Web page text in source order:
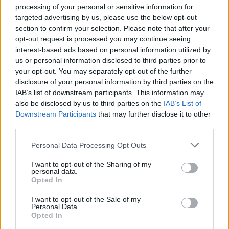
processing of your personal or sensitive information for
targeted advertising by us, please use the below opt-out
section to confirm your selection. Please note that after your
opt-out request is processed you may continue seeing
interest-based ads based on personal information utilized by
us or personal information disclosed to third parties prior to
your opt-out. You may separately opt-out of the further
disclosure of your personal information by third parties on the
IAB’s list of downstream participants. This information may
also be disclosed by us to third parties on the IAB’s List of
Downstream Participants that may further disclose it to other
Personal Data Processing Opt Outs
I want to opt-out of the Sharing of my
personal data.
Opted In
I want to opt-out of the Sale of my
Personal Data.
Opted In
Är det bilden som gör att det ser konstigt ut eller har
någon gjort något med halvljuset?
Funderade lite på det där också i förbifarten. Ser ju
rätt skumt ut. Kan det månne se ut så om
reflektorn blivit sönderbränd?
Får se om jag kan se detta bättre ...
Senast redigerat av SamL (3 juli )
Citera
MammDiin